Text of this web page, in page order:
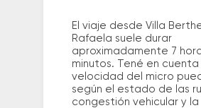
El viaje desde Villa
Rafaela suele durar
aproximadamente 7
minutos. Tené en cuenta
velocidad del micro
según el estado de las
congestión vehicular y la